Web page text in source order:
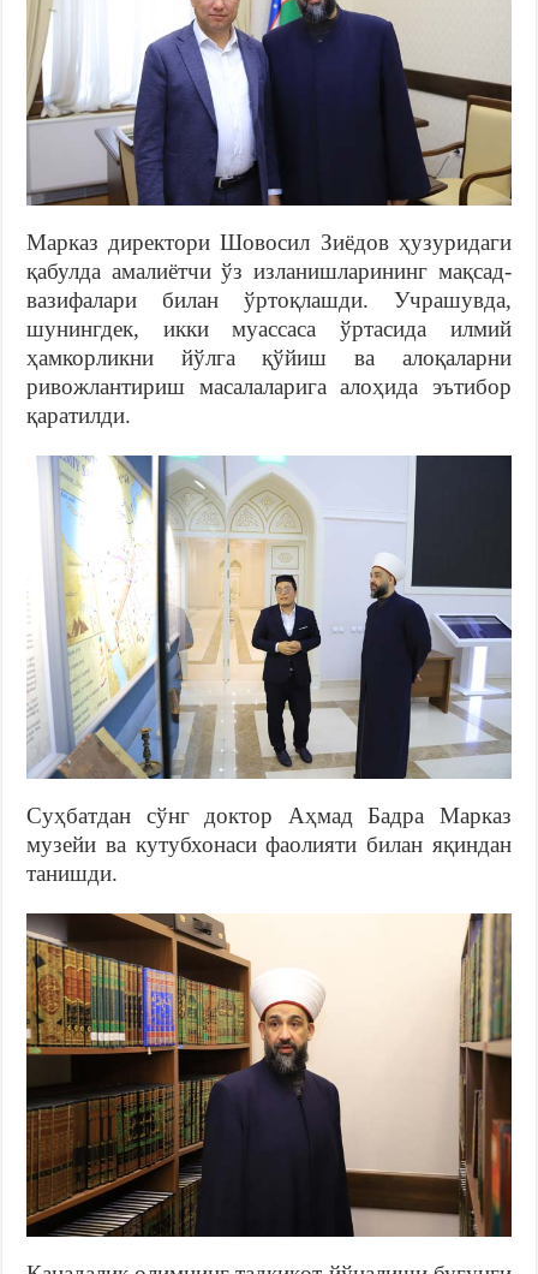
Марказ директори Шовосил Зиёдов ҳузуридаги
қабулда амалиётчи ўз изланишларининг мақсад-
вазифалари билан ўртоқлашди. Учрашувда,
шунингдек, икки муассаса ўртасида илмий
ҳамкорликни йўлга қўйиш ва алоқаларни
ривожлантириш масалаларига алоҳида эътибор
қаратилди.
Суҳбатдан сўнг доктор Аҳмад Бадра Марказ
музейи ва кутубхонаси фаолияти билан яқиндан
танишди.